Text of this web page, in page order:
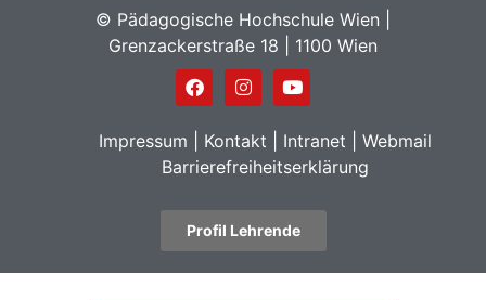
© Pädagogische Hochschule Wien |
Grenzackerstraße 18 | 1100 Wien
Impressum Kontakt Intranet
Webmail
Barrierefreiheitserklärung
Profil Lehrende